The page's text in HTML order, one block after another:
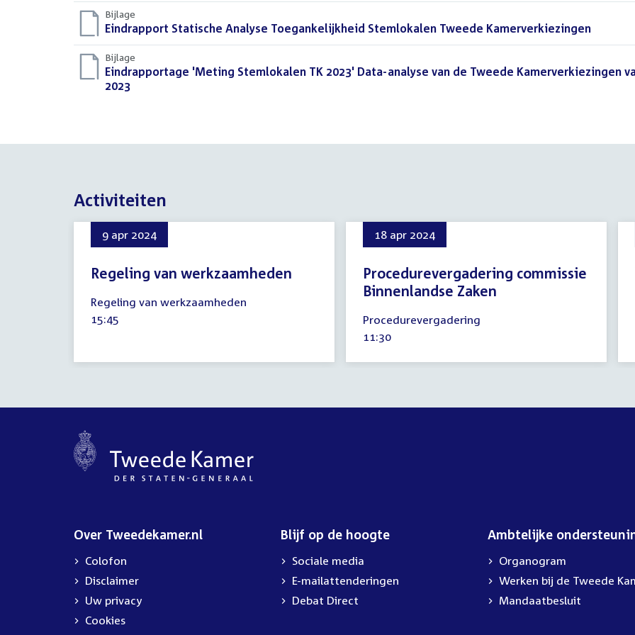
Bijlage
Download
bestand:
Eindrapport Statische Analyse Toegankelijkheid Stemlokalen Tweede Kamerverkiezingen
Bijlage
Download
bestand:
Eindrapportage 'Meting Stemlokalen TK 2023' Data-analyse van de Tweede Kamerverkiezingen
2023
Activiteiten
9 apr 2024
Regeling van werkzaamheden
april
2024
Regeling van werkzaamheden
Tijd
15:45
18 apr 2024
Procedurevergadering commissie
Binnenlandse Zaken
april
2024
Procedurevergadering
Tijd
11:30
Over Tweedekamer.nl
Colofon
Disclaimer
Uw privacy
Cookies
Blijf op de hoogte
Sociale media
E-mailattenderingen
Debat Direct
Ambtelijke
Organogram
External
link:
Werken bij de Tweede
Mandaatbesluit